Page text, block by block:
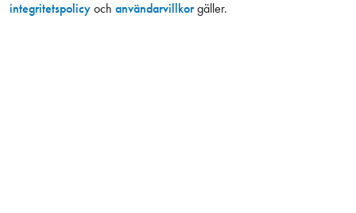
integritetspolicy och användarvillkorgäller.